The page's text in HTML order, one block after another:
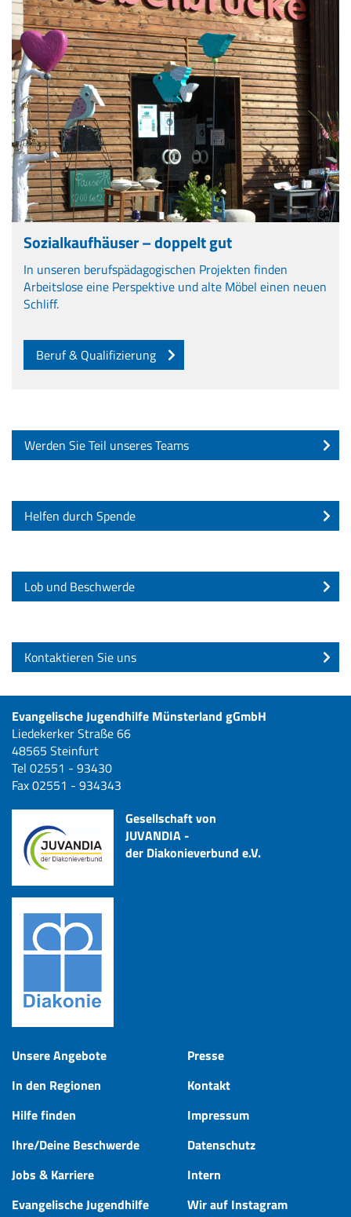
Sozialkaufhäuser – doppelt gut
In unseren berufspädagogischen Projekten finden
Arbeitslose eine Perspektive und alte Möbel einen neuen
Schliff.
Beruf & Qualifizierung
Werden Sie Teil unseres Teams
Helfen durch Spende
Lob und Beschwerde
Kontaktieren Sie uns
Evangelische Jugendhilfe Münsterland gGmbH
Liedekerker Straße 66
48565 Steinfurt
Tel 02551 - 93430
Fax 02551 - 934343
Gesellschaft von
JUVANDIA -
der Diakonieverbund e.V.
Unsere Angebote
In den Regionen
Hilfe finden
Ihre/Deine Beschwerde
Jobs & Karriere
Evangelische Jugendhilfe
Presse
Kontakt
Impressum
Datenschutz
Intern
Wir auf Instagram